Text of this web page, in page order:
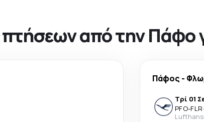
από την Πάφο
Πάφος -
Τρί 01
PFO-FLR·